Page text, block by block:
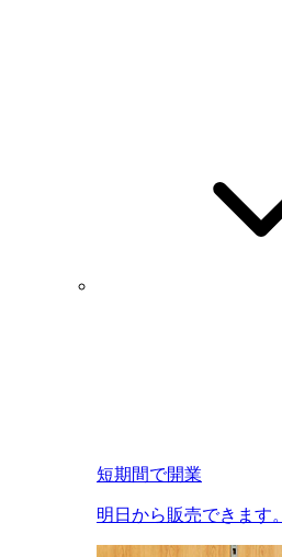
短期間で開業
明日から販売できます。